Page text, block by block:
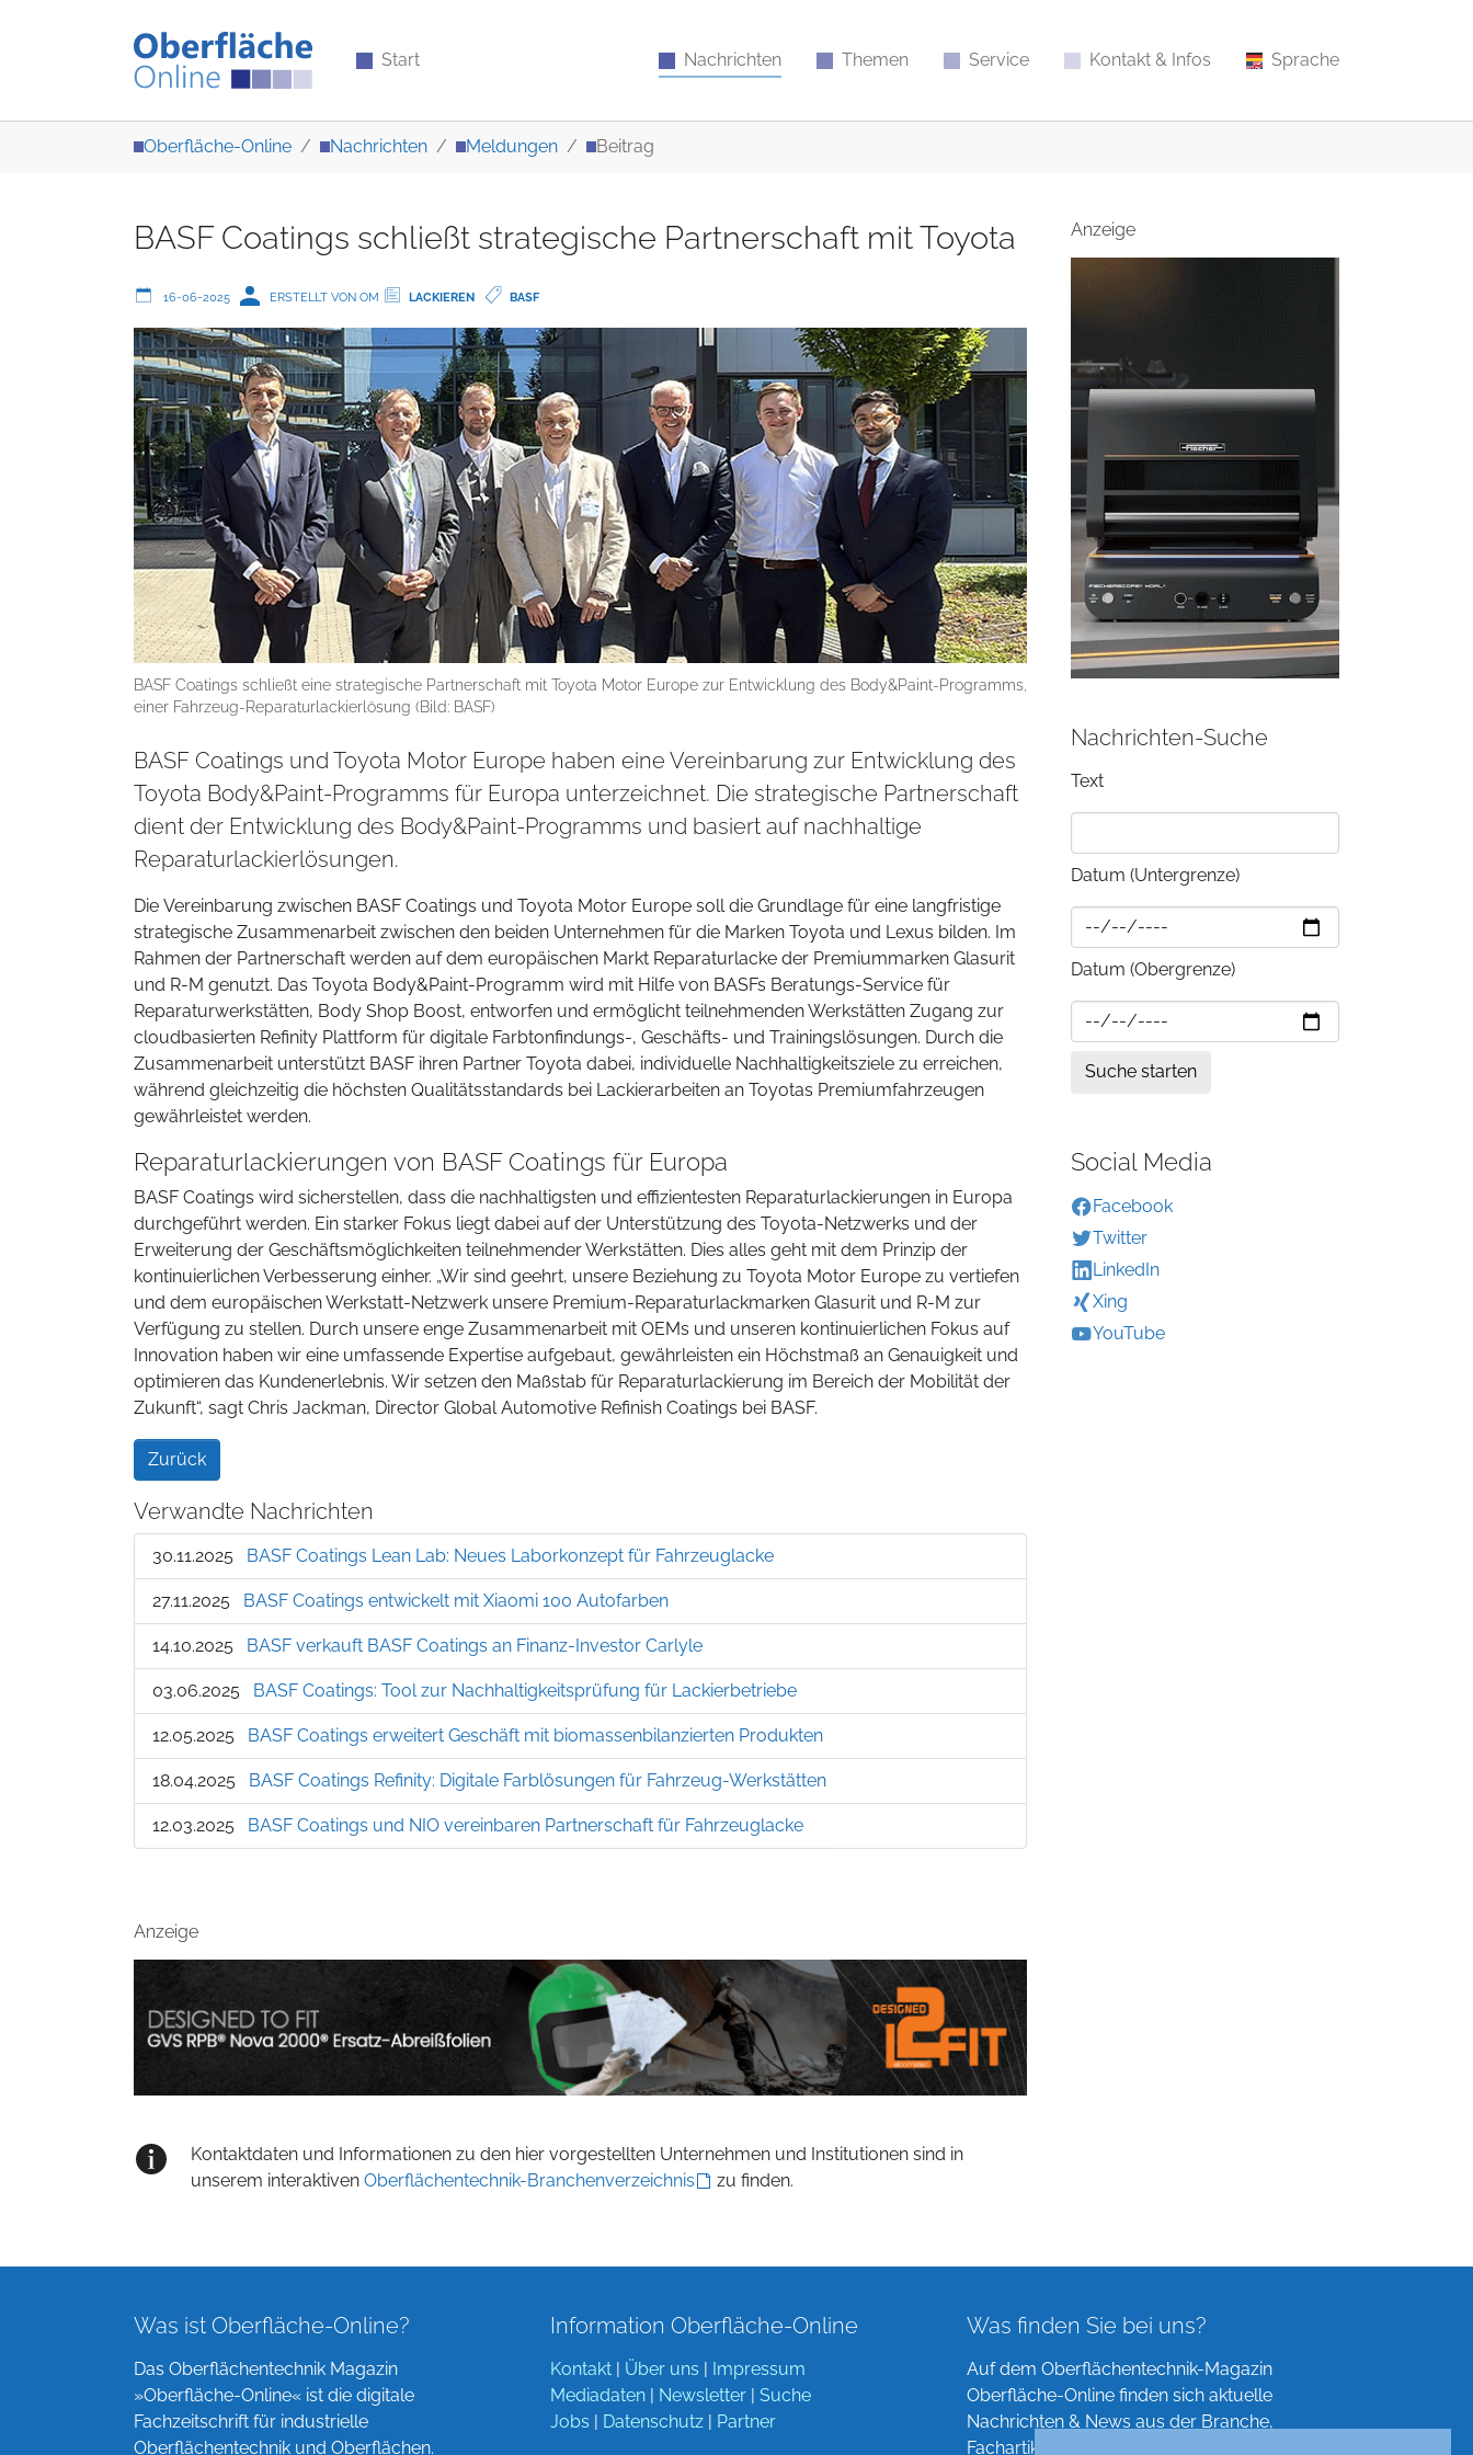
Start Nachrichten Themen Service Kontakt & Infos Sprache
Oberfläche-Online Nachrichten Meldungen Beitrag
BASF Coatings schließt strategische Partnerschaft mit Toyota
16-06-2025 ERSTELLT VON OM LACKIEREN BASF
BASF Coatings schließt eine strategische Partnerschaft mit Toyota Motor Europe zur Entwicklung des Body&Paint-Programms,
einer Fahrzeug-Reparaturlackierlösung (Bild: BASF)
BASF Coatings und Toyota Motor Europe haben eine Vereinbarung zur Entwicklung des
Toyota Body&Paint-Programms für Europa unterzeichnet. Die strategische Partnerschaft
dient der Entwicklung des Body&Paint-Programms und basiert auf nachhaltige
Reparaturlackierlösungen.
Die Vereinbarung zwischen BASF Coatings und Toyota Motor Europe soll die Grundlage für eine langfristige
strategische Zusammenarbeit zwischen den beiden Unternehmen für die Marken Toyota und Lexus bilden. Im
Rahmen der Partnerschaft werden auf dem europäischen Markt Reparaturlacke der Premiummarken Glasurit
und R-M genutzt. Das Toyota Body&Paint-Programm wird mit Hilfe von BASFs Beratungs-Service für
Reparaturwerkstätten, Body Shop Boost, entworfen und ermöglicht teilnehmenden Werkstätten Zugang zur
cloudbasierten Refinity Plattform für digitale Farbtonfindungs-, Geschäfts- und Trainingslösungen. Durch die
Zusammenarbeit unterstützt BASF ihren Partner Toyota dabei, individuelle Nachhaltigkeitsziele zu erreichen,
während gleichzeitig die höchsten Qualitätsstandards bei Lackierarbeiten an Toyotas Premiumfahrzeugen
gewährleistet werden.
Reparaturlackierungen von BASF Coatings für Europa
BASF Coatings wird sicherstellen, dass die nachhaltigsten und effizientesten Reparaturlackierungen in Europa
durchgeführt werden. Ein starker Fokus liegt dabei auf der Unterstützung des Toyota-Netzwerks und der
Erweiterung der Geschäftsmöglichkeiten teilnehmender Werkstätten. Dies alles geht mit dem Prinzip der
kontinuierlichen Verbesserung einher. „Wir sind geehrt, unsere Beziehung zu Toyota Motor Europe zu vertiefen
und dem europäischen Werkstatt-Netzwerk unsere Premium-Reparaturlackmarken Glasurit und R-M zur
Verfügung zu stellen. Durch unsere enge Zusammenarbeit mit OEMs und unseren kontinuierlichen Fokus auf
Innovation haben wir eine umfassende Expertise aufgebaut, gewährleisten ein Höchstmaß an Genauigkeit und
optimieren das Kundenerlebnis. Wir setzen den Maßstab für Reparaturlackierung im Bereich der Mobilität der
Zukunft“, sagt Chris Jackman, Director Global Automotive Refinish Coatings bei BASF.
Zurück
Verwandte Nachrichten
30.11.2025 BASF Coatings Lean Lab: Neues Laborkonzept für Fahrzeuglacke
27.11.2025 BASF Coatings entwickelt mit Xiaomi 100 Autofarben
14.10.2025 BASF verkauft BASF Coatings an Finanz-Investor Carlyle
03.06.2025 BASF Coatings: Tool zur Nachhaltigkeitsprüfung für Lackierbetriebe
12.05.2025 BASF Coatings erweitert Geschäft mit biomassenbilanzierten Produkten
18.04.2025 BASF Coatings Refinity: Digitale Farblösungen für Fahrzeug-Werkstätten
12.03.2025 BASF Coatings und NIO vereinbaren Partnerschaft für Fahrzeuglacke
Anzeige
Kontaktdaten und Informationen zu den hier vorgestellten Unternehmen und Institutionen sind in
unserem interaktiven Oberflächentechnik-Branchenverzeichnis zu finden.
Anzeige
Nachrichten-Suche
Text
Datum (Untergrenze)
Datum (Obergrenze)
Social Media
Facebook
Twitter
LinkedIn
Xing
YouTube
Was ist Oberfläche-Online?
Das Oberflächentechnik Magazin
»Oberfläche-Online« ist die digitale
Fachzeitschrift für industrielle
Oberflächentechnik und Oberflächen.
Information Oberfläche-Online
Kontakt Über uns
Impressum
Mediadaten
Newsletter
Suche
Jobs
Datenschutz Partner
Was finden Sie bei uns?
Auf dem Oberflächentechnik-Magazin
Oberfläche-Online finden sich aktuelle
Nachrichten & News aus der Branche,
Fachartikel, Verzeichnisse und mehr!